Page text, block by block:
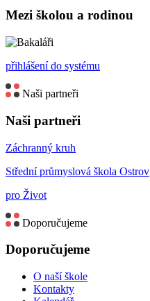
Mezi školou a rodinou
přihlášení do systému
Naši partneři
Naši partneři
Záchranný kruh
Střední průmyslová škola Ostrov
pro Život
Doporučujeme
Doporučujeme
O naší škole
Kontakty